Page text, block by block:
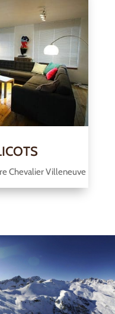
Chevalier Villeneuve